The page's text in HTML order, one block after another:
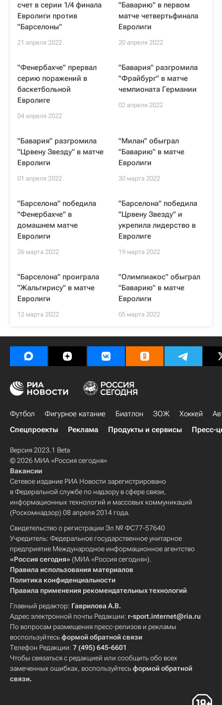
счет в серии 1/4 финала
Евролиги против
"Барселоны"
21 апреля 2022
"Баварию" в первом
матче четвертьфинала
Евролиги
20 апреля 2022
"Фенербахче" прервал
серию поражений в
баскетбольной
Евролиге
04 апреля 2022
"Бавария" разгромила
"Фрайбург" в матче
чемпионата Германии
02 апреля 2022
"Бавария" разгромила
"Црвену Звезду" в матче
Евролиги
01 апреля 2022
"Милан" обыграл
"Баварию" в матче
Евролиги
30 марта 2022
"Барселона" победила
"Фенербахче" в
домашнем матче
Евролиги
26 марта 2022
"Барселона" победила
"Црвену Звезду" и
укрепила лидерство в
Евролиге
19 марта 2022
"Барселона" проиграла
"Жальгирису" в матче
Евролиги
12 марта 2022
"Олимпиакос" обыграл
"Баварию" в матче
Евролиги
05 марта 2022
Футбол Фигурное катание Биатлон ЗОЖ Хоккей
Спецпроекты
Реклама Продукты и сервисы Пресс-
Версия 2023.1 Beta
© 2026 МИА «Россия сегодня»
Вакансии
Сетевое издание РИА Новости зарегистрировано
в Федеральной службе по надзору в сфере связи,
информационных технологий и массовых коммуникаций
(Роскомнадзор) 08 апреля 2014 года.
Свидетельство о регистрации Эл № ФС77-57640
Учредитель: Федеральное государственное унитарное
предприятие Международное информационное агентство
«Россия сегодня» (МИА «Россия сегодня»).
Правила использования материалов
Политика конфиденциальности
Правила применения рекомендательных технологий
Главный редактор: Гаврилова А.В.
Адрес электронной почты Редакции: r-sport.internet@ria.ru
По вопросам размещения пресс-релизов и рекламы
воспользуйтесьформой обратной связи
Телефон Редакции: 7 (495) 645-6601
Чтобы связаться с редакцией или сообщить обо всех
замеченных ошибках, воспользуйтесьформой обратной
связи.